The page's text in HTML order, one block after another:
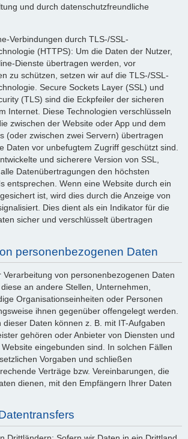
und durch datenschutzfreundliche
Verbindungen durch TLS-/SSL-
(HTTPS): Um die Daten der Nutzer,
Dienste übertragen werden, vor
zu schützen, setzen wir auf die TLS-/SSL-
Secure Sockets Layer (SSL) und
(TLS) sind die Eckpfeiler der sicheren
Internet. Diese Technologien verschlüsseln
zwischen der Website oder App und dem
(oder zwischen zwei Servern) übertragen
Daten vor unbefugtem Zugriff geschützt sind.
und sicherere Version von SSL,
Datenübertragungen den höchsten
entsprechen. Wenn eine Website durch ein
ist, wird dies durch die Anzeige von
Dies dient als ein Indikator für die
sicher und verschlüsselt übertragen
personenbezogenen Daten
Verarbeitung von personenbezogenen Daten
an andere Stellen, Unternehmen,
Organisationseinheiten oder Personen
ihnen gegenüber offengelegt werden.
Daten können z. B. mit IT-Aufgaben
gehören oder Anbieter von Diensten und
eingebunden sind. In solchen Fällen
Vorgaben und schließen
Verträge bzw. Vereinbarungen, die
dienen, mit den Empfängern Ihrer Daten